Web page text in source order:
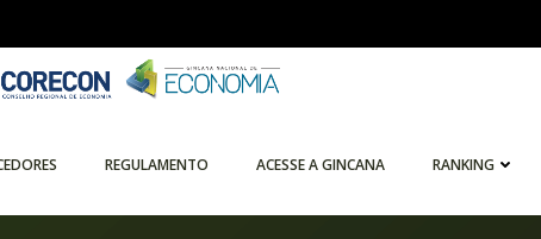
REGULAMENTO ACESSE A GINCANA RANKING